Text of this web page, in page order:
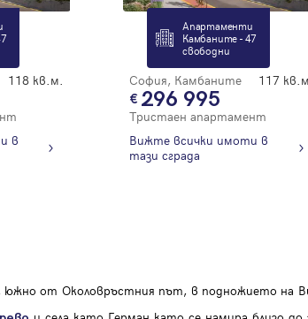
118 кв.м.
в
Апартаменти
Камбаните - 47
свободни
София, Камбаните 117
296 995
Тристаен апартамент
Вижте всички имоти в
тази сграда
от Околовръстния път, в подножието на
скоро да се свържем с вас!
Парола
Вход с имейл